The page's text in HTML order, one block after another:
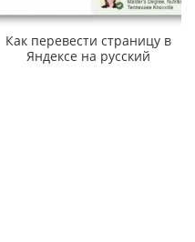
Как перевести страницу в
Яндексе на русский